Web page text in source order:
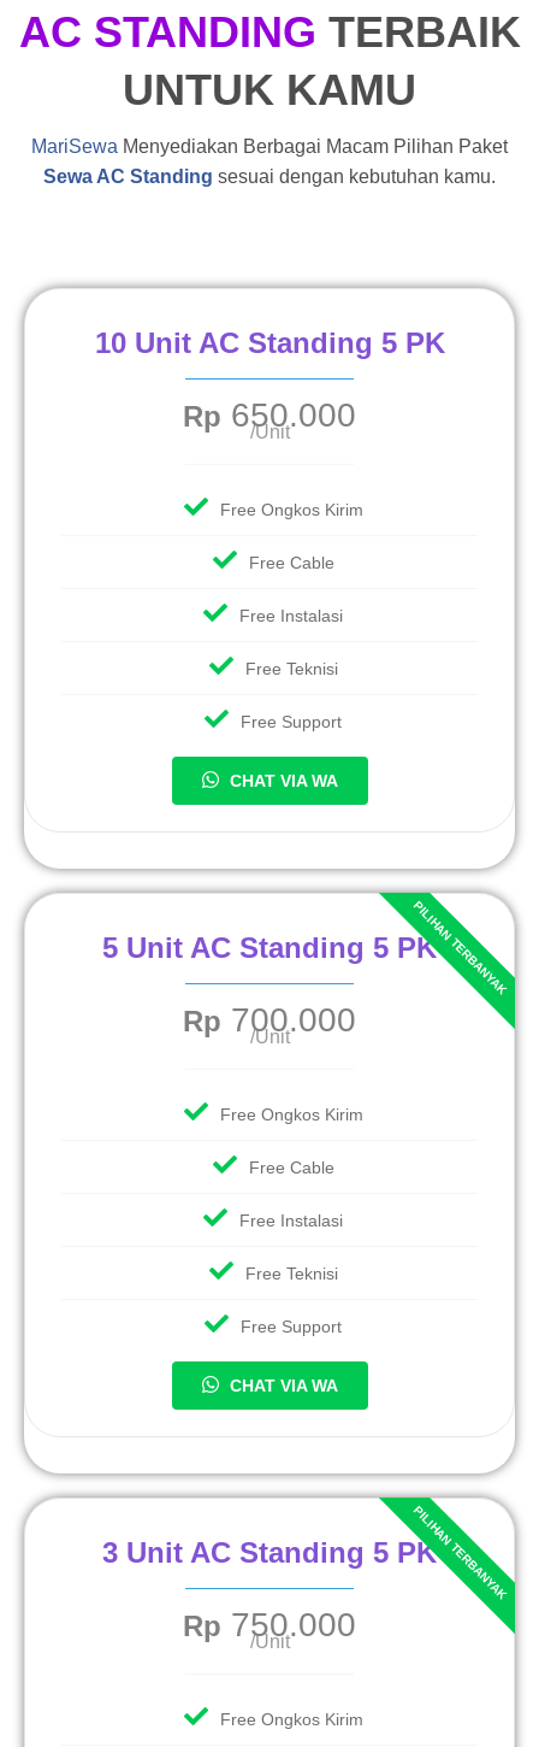
AC STANDING TERBAIK
UNTUK KAMU
MariSewa Menyediakan Berbagai Macam Pilihan Paket
Sewa AC Standing sesuai dengan kebutuhan kamu.
10 Unit AC Standing 5 PK
Rp 650.000
/Unit
Free Ongkos Kirim
Free Cable
Free Instalasi
Free Teknisi
Free Support
CHAT VIA WA
5 Unit AC Standing 5 PK
Rp 700.000
/Unit
Free Ongkos Kirim
Free Cable
Free Instalasi
Free Teknisi
Free Support
CHAT VIA WA
3 Unit AC Standing 5 PK
Rp 750.000
/Unit
Free Ongkos Kirim